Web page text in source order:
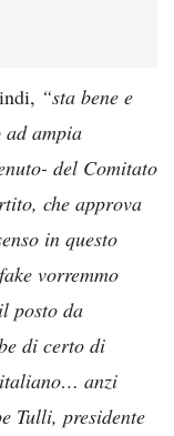
“sta bene e
ampia
del Comitato
che approva
in questo
vorremmo
posto da
di certo di
anzi
Tulli, presidente